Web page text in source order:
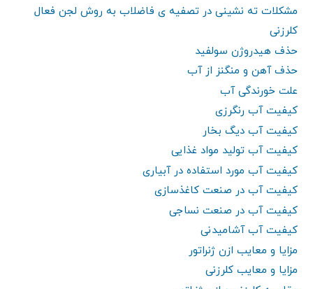
مشکلات ته نشینی در تصفیه ی فاضلاب به روش لجن فعال
کلرزنی
حذف هیدروژن سولفید
حذف آهن و منگنز از آب
علت خورندگی آب
کیفیت آب رنگرزی
کیفیت آب دیگ بخار
کیفیت آب تولید مواد غذایی
کیفیت آب مورد استفاده در آبیاری
کیفیت آب در صنعت کاغذسازی
کیفیت آب در صنعت نساجی
کیفیت آب آشامیدنی
مزایا و معایب ازن ژنراتور
مزایا و معایب کلرزنی